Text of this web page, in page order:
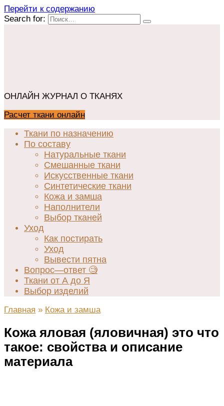
Перейти к содержанию
Search for:
ОНЛАЙН ЖУРНАЛ О ТКАНЯХ
Расчет ткани онлайн
Ткани по назначению
По составу
Натуральные ткани
Смешанные ткани
Искусственные ткани
Синтетические ткани
Кожа и замша
Наполнители
Выбор тканей
Уход
Как постирать
Уход
Вывести пятна
Вопрос—ответ 🧐
Ткани от А до Я
Выбор изделий
Главная » Кожа и замша
Кожа яловая (яловичная) это что
такое: свойства и описание
материала